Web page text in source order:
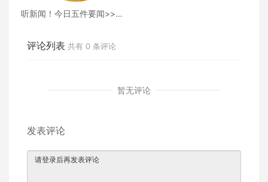
听新闻！今日五件要闻>>美
评论列表 共有 0 条评论
暂无评论
发表评论